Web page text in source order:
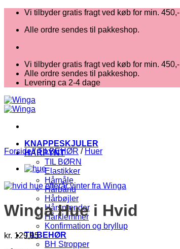
Fortsæt
indhold
Vi tilbyder gratis fragt ved køb for min. 450,-
Alle ordre sendes til pakkeshop.
Vi tilbyder gratis fragt ved køb for min. 450,-
Alle ordre sendes til pakkeshop.
Levering ca 2-4 dage
KNAPPESKJULER
HÅRPYNT
TIL BØRN
Elastikker
Hårnåle
Hårbånd
Hårbøjler
Hårspænder
Hårklemmer
Konfirmation og bryllup
TILBEHØR
BH Stropper
Forside / TILBEHØR / Huer
Winga Hue i Hvid
kr. 129,95